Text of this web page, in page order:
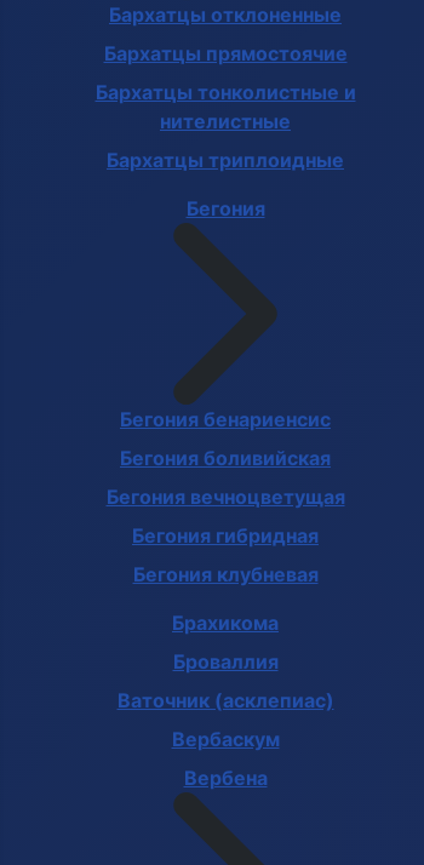
Бархатцы отклоненные
Бархатцы прямостоячие
Бархатцы тонколистные и
нителистные
Бархатцы триплоидные
Бегония
Бегония бенариенсис
Бегония боливийская
Бегония вечноцветущая
Бегония гибридная
Бегония клубневая
Брахикома
Броваллия
Ваточник (асклепиас)
Вербаскум
Вербена